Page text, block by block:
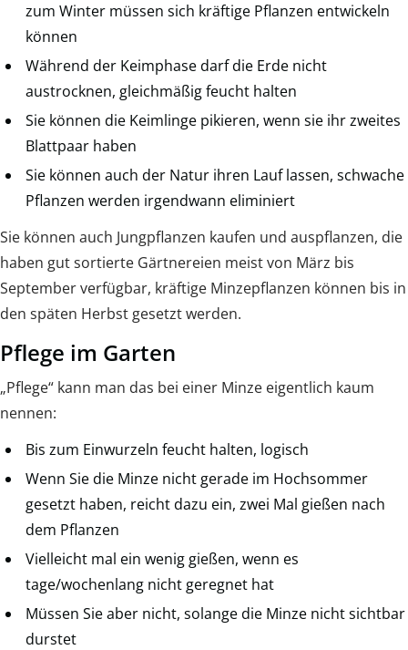
zum Winter müssen sich kräftige Pflanzen entwickeln
können
Während der Keimphase darf die Erde nicht
austrocknen, gleichmäßig feucht halten
Sie können die Keimlinge pikieren, wenn sie ihr zweites
Blattpaar haben
Sie können auch der Natur ihren Lauf lassen, schwache
Pflanzen werden irgendwann eliminiert
Sie können auch Jungpflanzen kaufen und auspflanzen, die
haben gut sortierte Gärtnereien meist von März bis
September verfügbar, kräftige Minzepflanzen können bis in
den späten Herbst gesetzt werden.
Pflege im Garten
„Pflege“ kann man das bei einer Minze eigentlich kaum
nennen:
Bis zum Einwurzeln feucht halten, logisch
Wenn Sie die Minze nicht gerade im Hochsommer
gesetzt haben, reicht dazu ein, zwei Mal gießen nach
dem Pflanzen
Vielleicht mal ein wenig gießen, wenn es
tage/wochenlang nicht geregnet hat
Müssen Sie aber nicht, solange die Minze nicht sichtbar
durstet